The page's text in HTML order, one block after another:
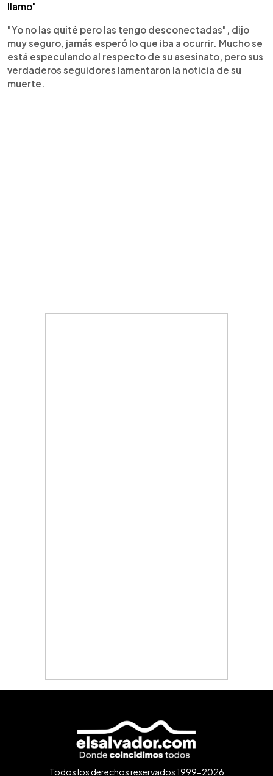
llamo"
"Yo no las quité pero las tengo desconectadas", dijo
muy seguro, jamás esperó lo que iba a ocurrir. Mucho se
está especulando al respecto de su asesinato, pero sus
verdaderos seguidores lamentaron la noticia de su
muerte.
Todos los derechos reservados 1999-2026